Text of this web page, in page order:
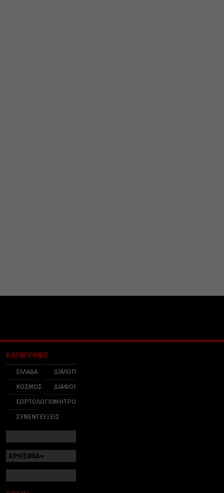
ΚΑΤΗΓΟΡΙΕΣ
ΕΛΛΑΔΑ
ΚΟΣΜΟΣ
ΕΟΡΤΟΛΟΓΙΟ
ΣΥΝΕΝΤΕΥΞΕΙΣ
ΔΙΑΛΟΓΟΣ
ΔΙΑΦΟΡΑ
ΜΗΤΡΟΠΟΛΕΙΣ
ΧΡΗΣΙΜΑ